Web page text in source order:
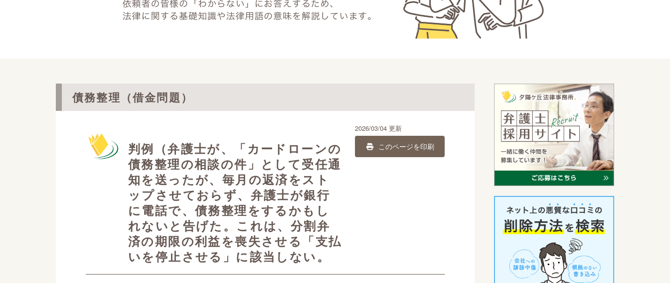
債務整理（借金問題）
判例（弁護士が、「カードローンの
債務整理の相談の件」として受任通
知を送ったが、毎月の返済をスト
ップさせておらず、弁護士が銀行
に電話で、債務整理をするかもし
れないと告げた。これは、分割弁
済の期限の利益を喪失させる「支払
いを停止させる」に該当しない。
2026/03/04 更新
このページを印刷